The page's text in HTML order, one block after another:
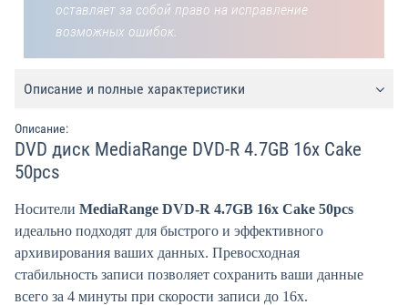
оставляет за собой право на исправление
возможных ошибок.
Описание и полные характеристики
Описание:
DVD диск MediaRange DVD-R 4.7GB 16x Cake
50pcs
Носители MediaRange DVD-R 4.7GB 16x Cake 50pcs
идеально подходят для быстрого и эффективного
архивирования ваших данных. Превосходная
стабильность записи позволяет сохранить ваши данные
всего за 4 минуты при скорости записи до 16x.